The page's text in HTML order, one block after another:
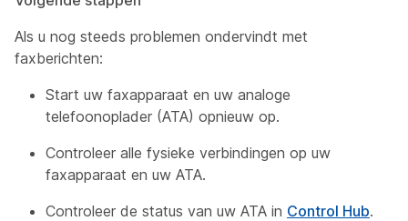
Als u nog steeds problemen ondervindt met
faxberichten:
Start uw faxapparaat en uw analoge
telefoonoplader (ATA) opnieuw op.
Controleer alle fysieke verbindingen op uw
faxapparaat en uw ATA.
Controleer de status van uw ATA in Control Hub.